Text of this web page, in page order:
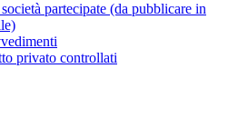
partecipate (da pubblicare in
privato controllati